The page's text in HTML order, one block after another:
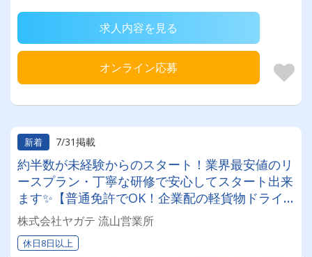
求人内容を見る
オンライン応募
新着 7/31掲載
約半数が未経験からのスタート！業界最安値のリ
ースプラン・丁寧な研修で安心してスタート出来
ます✨【普通免許でOK！企業配の軽貨物ドライ
バー！！】日払い・週払いOK♪しっかり稼いで生
活安定♪＼社員登用実績あり◎キャリアアップも
狙えます！／
株式会社ヤガテ 流山営業所
休日8日以上